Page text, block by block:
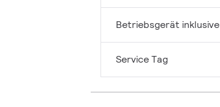
Betriebsgerät inklusive
Service Tag